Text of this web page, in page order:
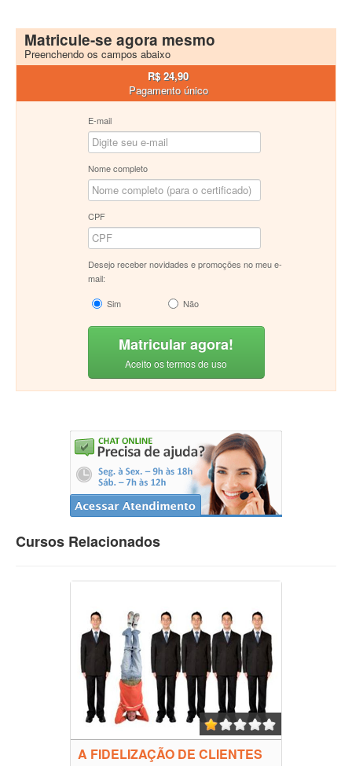
Matricule-se agora mesmo
Preenchendo os campos abaixo
R$ 24,90
Pagamento único
E-mail
Nome completo
CPF
Desejo receber novidades e promoções no meu e-
mail:
Sim
Não
Matricular agora!
Aceito os termos de uso
Cursos Relacionados
A FIDELIZAÇÃO DE CLIENTES